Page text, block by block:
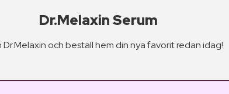
Dr.Melaxin Serum
och beställ hem din nya favorit redan idag!